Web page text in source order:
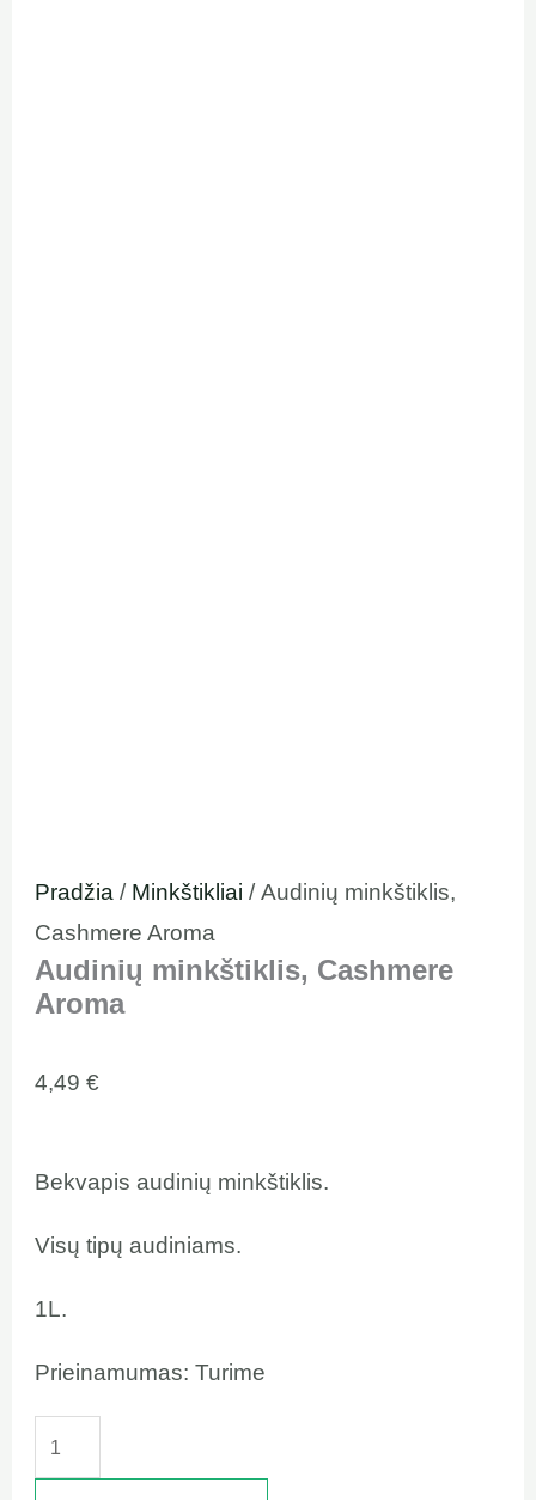
Pradžia / Minkštikliai / Audinių minkštiklis,
Cashmere Aroma
Audinių minkštiklis, Cashmere
Aroma
4,49€
Bekvapis audinių minkštiklis.
Visų tipų audiniams.
1L.
Prieinamumas: Turime